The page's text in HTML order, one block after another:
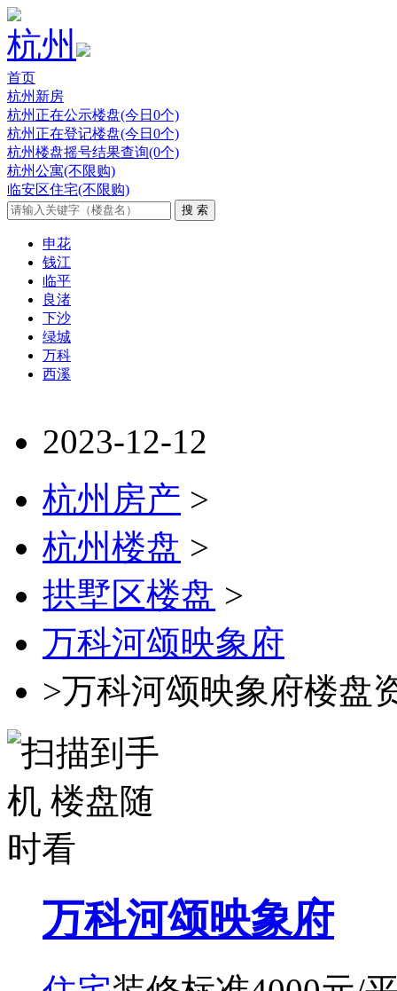
杭州
首页
杭州新房
杭州正在公示楼盘(今日0个)
杭州正在登记楼盘(今日0个)
杭州楼盘摇号结果查询(0个)
杭州公寓(不限购)
临安区住宅(不限购)
申花
钱江
临平
良渚
下沙
绿城
万科
西溪
2023-12-12
杭州房产 >
杭州楼盘 >
拱墅区楼盘 >
万科河颂映象府
>万科河颂映象府楼盘
万科河颂映象府